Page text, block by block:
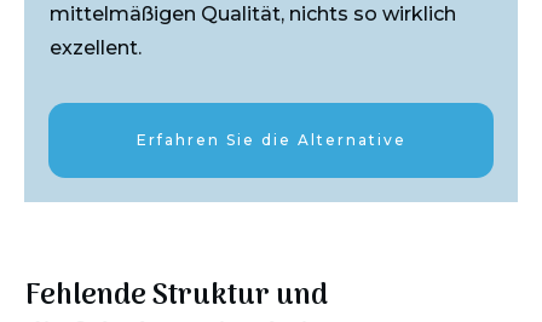
mittelmäßigen Qualität, nichts so wirklich
exzellent.
Erfahren Sie die Alternative
Fehlende Struktur und